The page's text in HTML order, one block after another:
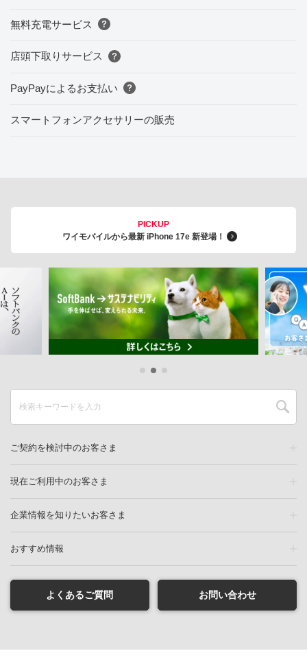
無料充電サービス
店頭下取りサービス
PayPayによるお支払い
スマートフォンアクセサリーの販売
PICKUP
ワイモバイルから最新 iPhone 17e 新登場！
ご契約を検討中のお客さま
現在ご利用中のお客さま
企業情報を知りたいお客さま
おすすめ情報
よくあるご質問 お問い合わせ